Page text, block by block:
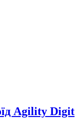
Agility Digit